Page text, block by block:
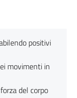
positivi
movimenti in
del corpo